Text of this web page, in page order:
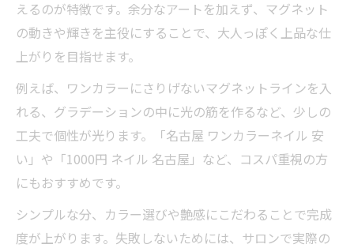
えるのが特徴です。余分なアートを加えず、マグネット
の動きや輝きを主役にすることで、大人っぽく上品な仕
上がりを目指せます。
例えば、ワンカラーにさりげないマグネットラインを入
れる、グラデーションの中に光の筋を作るなど、少しの
工夫で個性が光ります。「名古屋 ワンカラーネイル 安
い」や「1000円 ネイル 名古屋」など、コスパ重視の方
にもおすすめです。
シンプルな分、カラー選びや艶感にこだわることで完成
度が上がります。失敗しないためには、サロンで実際の